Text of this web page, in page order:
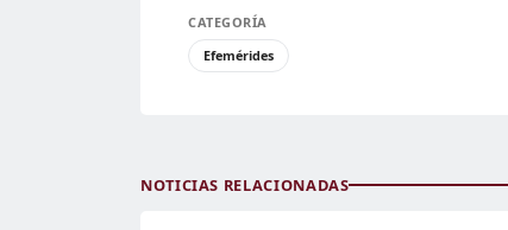
CATEGORÍA
Efemérides
NOTICIAS RELACIONADAS